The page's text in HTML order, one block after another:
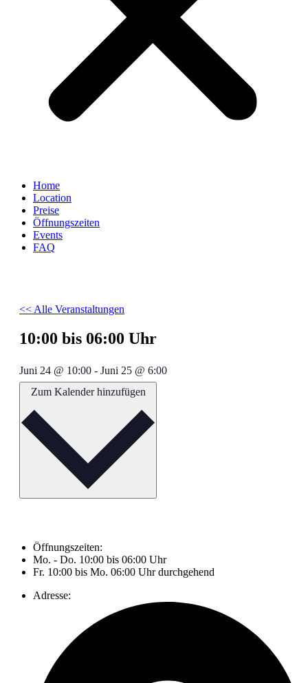
Home
Location
Preise
Öffnungszeiten
Events
FAQ
<< Alle Veranstaltungen
10:00 bis 06:00 Uhr
Juni 24 @ 10:00 - Juni 25 @ 6:00
Öffnungszeiten:
Mo. - Do. 10:00 bis 06:00 Uhr
Fr. 10:00 bis Mo. 06:00 Uhr durchgehend
Adresse: